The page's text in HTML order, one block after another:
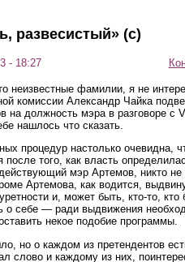
развесистый» (c)
- 18:27
неизвестные фамилии, я не
комиссии Александр Чайка
на должность мэра в разговоре с
нашлось что сказать.
процедур настолько очевидна,
после того, как власть
мэр Артемов, никто
Артемова, как водится,
и, может быть, кто-то, кто
о себе — ради выдвижения
некое подобие программы.
но о каждом из претендентов
слово и каждому из них,